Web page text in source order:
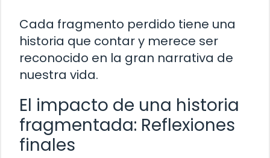
Cada fragmento perdido tiene una
historia que contar y merece ser
reconocido en la gran narrativa de
nuestra vida.
El impacto de una historia
fragmentada: Reflexiones
finales